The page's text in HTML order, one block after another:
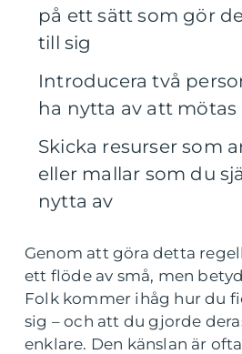
på ett sätt som gör
till sig
Introducera två
ha nytta av att mötas
Skicka resurser som
eller mallar som du
nytta av
Genom att göra detta
ett flöde av små, men
Folk kommer ihåg hur du
sig – och att du gjorde
enklare. Den känslan är